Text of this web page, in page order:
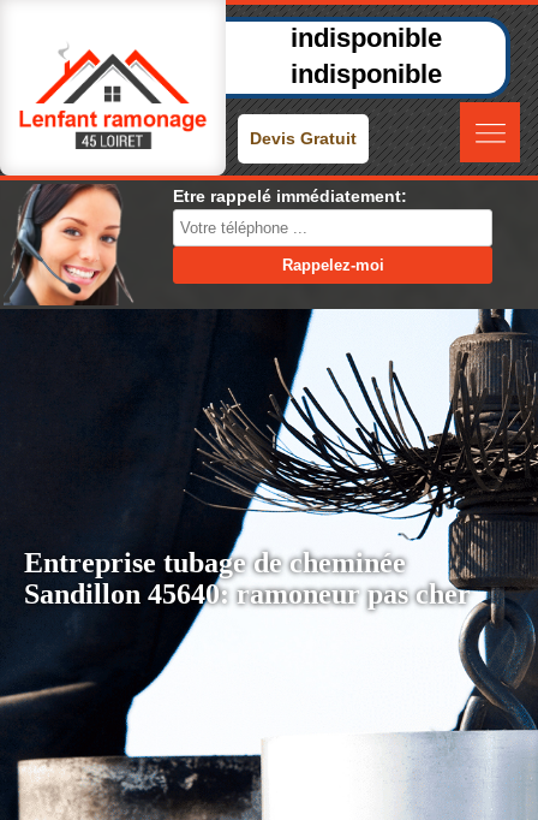
indisponible
indisponible
Devis Gratuit
Etre rappelé immédiatement:
Entreprise tubage de cheminée
Sandillon 45640: ramoneur pas cher